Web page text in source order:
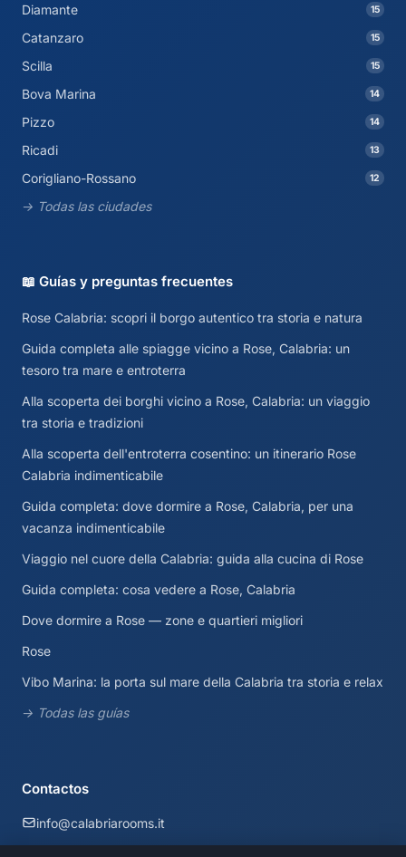
Diamante 15
Catanzaro 15
Scilla 15
Bova Marina 14
Pizzo 14
Ricadi 13
Corigliano-Rossano 12
→ Todas las ciudades
📖 Guías y preguntas frecuentes
Rose Calabria: scopri il borgo autentico tra storia e natura
Guida completa alle spiagge vicino a Rose, Calabria: un
tesoro tra mare e entroterra
Alla scoperta dei borghi vicino a Rose, Calabria: un viaggio
tra storia e tradizioni
Alla scoperta dell'entroterra cosentino: un itinerario Rose
Calabria indimenticabile
Guida completa: dove dormire a Rose, Calabria, per una
vacanza indimenticabile
Viaggio nel cuore della Calabria: guida alla cucina di Rose
Guida completa: cosa vedere a Rose, Calabria
Dove dormire a Rose — zone e quartieri migliori
Rose
Vibo Marina: la porta sul mare della Calabria tra storia e relax
→ Todas las guías
Contactos
info@calabriarooms.it